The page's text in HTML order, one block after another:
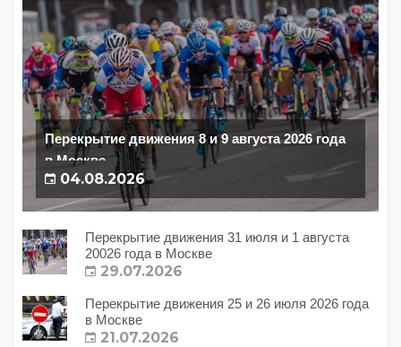
Перекрытие движения 8 и 9 августа 2026 года
в Москве
04.08.2026
Перекрытие движения 31 июля и 1 августа
20026 года в Москве
29.07.2026
Перекрытие движения 25 и 26 июля 2026 года
в Москве
21.07.2026